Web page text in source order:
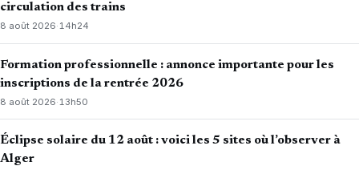
circulation des trains
8 août 2026·14h24
Formation professionnelle : annonce importante pour les
inscriptions de la rentrée 2026
8 août 2026· 13h50
Éclipse solaire du 12 août : voici les 5 sites où l’observer à
Alger